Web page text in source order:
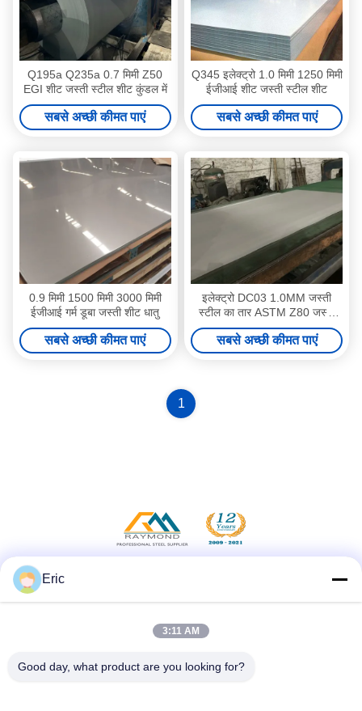
Q195a Q235a 0.7 मिमी Z50
EGI शीट जस्ती स्टील शीट कुंडल में
सबसे अच्छी कीमत पाएं
Q345 इलेक्ट्रो 1.0 मिमी 1250 मिमी
ईजीआई शीट जस्ती स्टील शीट
सबसे अच्छी कीमत पाएं
0.9 मिमी 1500 मिमी 3000 मिमी
ईजीआई गर्म डूबा जस्ती शीट धातु
सबसे अच्छी कीमत पाएं
इलेक्ट्रो DC03 1.0MM जस्ती
स्टील का तार ASTM Z80 जस्ती
प्लेन शीट
सबसे अच्छी कीमत पाएं
1
Quick Contact
Eric
3:11 AM
Good day, what product are you looking for?